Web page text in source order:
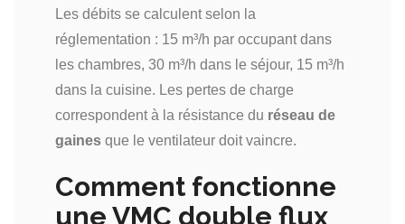
Les débits se calculent selon la
réglementation : 15 m³/h par occupant dans
les chambres, 30 m³/h dans le séjour, 15 m³/h
dans la cuisine. Les pertes de charge
correspondent à la résistance du réseau de
gaines que le ventilateur doit vaincre.
Comment fonctionne
une VMC double flux